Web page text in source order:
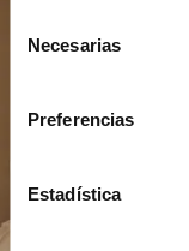
Necesarias
Preferencias
Estadística